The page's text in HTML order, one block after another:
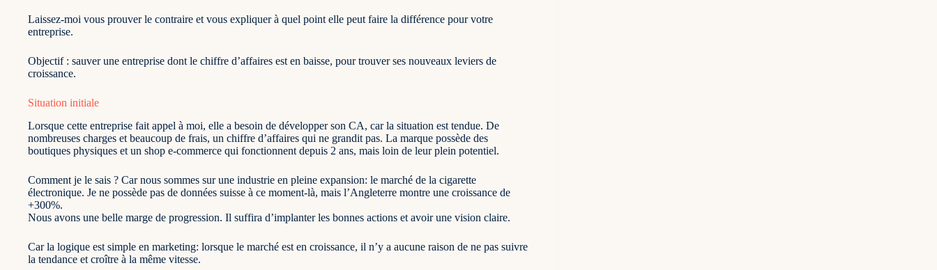
Laissez-moi vous prouver le contraire et vous expliquer à quel point elle peut faire la différence pour votre
entreprise.
Objectif : sauver une entreprise dont le chiffre d’affaires est en baisse, pour trouver ses nouveaux leviers de
croissance.
Situation initiale
Lorsque cette entreprise fait appel à moi, elle a besoin de développer son CA, car la situation est tendue. De
nombreuses charges et beaucoup de frais, un chiffre d’affaires qui ne grandit pas. La marque possède des
boutiques physiques et un shop e-commerce qui fonctionnent depuis 2 ans, mais loin de leur plein potentiel.
Comment je le sais ? Car nous sommes sur une industrie en pleine expansion: le marché de la cigarette
électronique. Je ne possède pas de données suisse à ce moment-là, mais l’Angleterre montre une croissance de
+300%.
Nous avons une belle marge de progression. Il suffira d’implanter les bonnes actions et avoir une vision claire.
Car la logique est simple en marketing: lorsque le marché est en croissance, il n’y a aucune raison de ne pas suivre
la tendance et croître à la même vitesse.